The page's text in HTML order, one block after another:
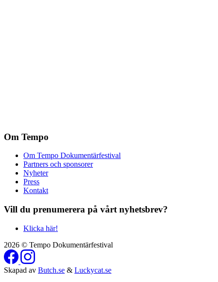
Om Tempo
Om Tempo Dokumentärfestival
Partners och sponsorer
Nyheter
Press
Kontakt
Vill du prenumerera på vårt nyhetsbrev?
Klicka här!
2026 © Tempo Dokumentärfestival
Skapad av Butch.se & Luckycat.se